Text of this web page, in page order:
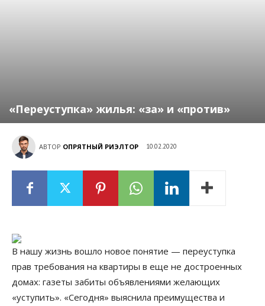
«Переуступка» жилья: «за» и «против»
АВТОР ОПРЯТНЫЙ РИЭЛТОР 10.02.2020
В нашу жизнь вошло новое понятие — переуступка
прав требования на квартиры в еще не достроенных
домах: газеты забиты объявлениями желающих
«уступить». «Сегодня» выяснила преимущества и